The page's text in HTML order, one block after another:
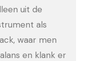
uit de
als
waar men
en klank er